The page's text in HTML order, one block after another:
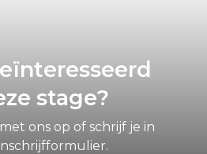
stage?
ons op of schrijf je in